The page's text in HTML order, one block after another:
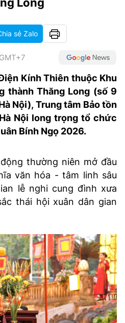
sẻ Zalo
Kính Thiên thuộc Khu
thành Thăng Long (số 9
Nội), Trung tâm Bảo tồn
Nội long trọng tổ chức
Bính Ngọ 2026.
thường niên mở đầu
văn hóa - tâm linh sâu
lễ nghi cung đình xưa
thái hội xuân dân gian